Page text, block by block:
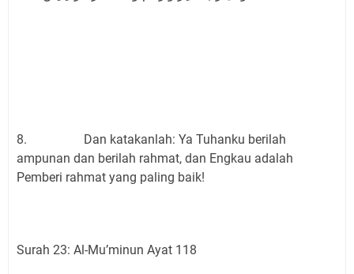
8. Dan katakanlah: Ya Tuhanku berilah
ampunan dan berilah rahmat, dan Engkau adalah
Pemberi rahmat yang paling baik!
Surah 23: Al-Mu’minun Ayat 118